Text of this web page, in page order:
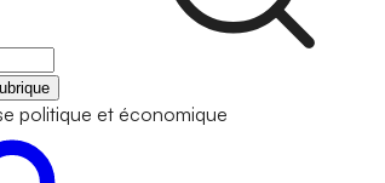
politique et économique